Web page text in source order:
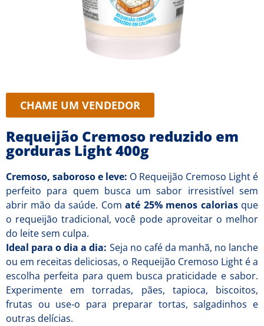
CHAME UM VENDEDOR
Requeijão Cremoso reduzido em
gorduras Light 400g
Cremoso, saboroso e leve: O Requeijão Cremoso Light é
perfeito para quem busca um sabor irresistível sem
abrir mão da saúde. Comaté 25% menos caloriasque
o requeijão tradicional, você pode aproveitar o melhor
do leite sem culpa.
Ideal para o dia a dia: Seja no café da manhã, no lanche
ou em receitas deliciosas, o Requeijão Cremoso Light é a
escolha perfeita para quem busca praticidade e sabor.
Experimente em torradas, pães, tapioca, biscoitos,
frutas ou use-o para preparar tortas, salgadinhos e
outras delícias.